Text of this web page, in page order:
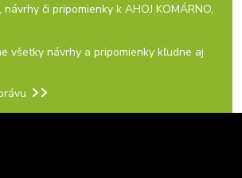
či pripomienky k AHOJ KOMÁRNO,
všetky návrhy a pripomienky kľudne aj